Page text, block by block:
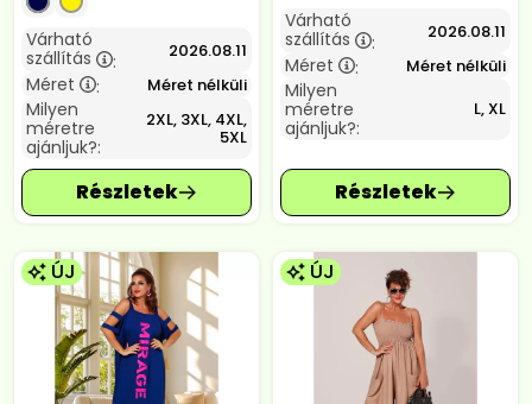
Várható
szállítás
: 2026.08.11
Méret : Méret nélküli
Milyen
méretre
ajánljuk?:
2XL, 3XL, 4XL,
5XL
Várható
szállítás
: 2026.08.11
Méret : Méret nélküli
Milyen
méretre
ajánljuk?:
L, XL
ÚJ ÚJ